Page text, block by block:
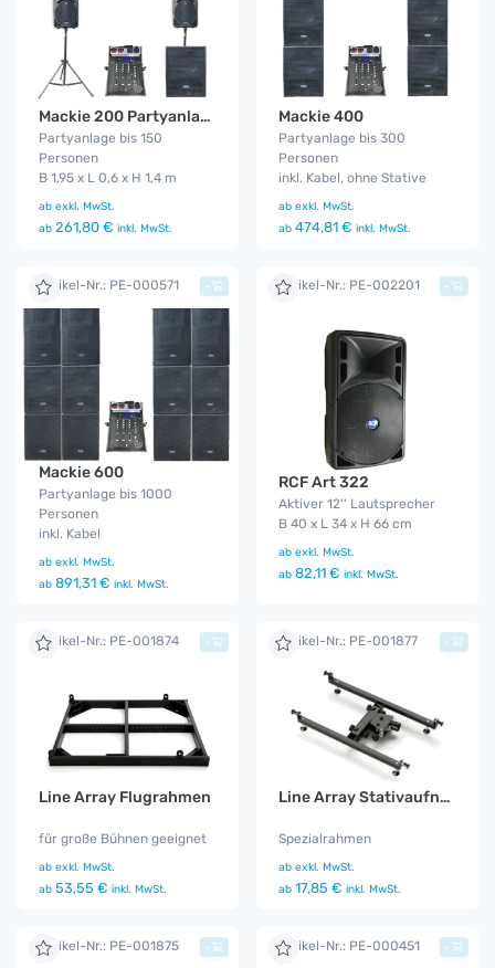
Mackie 200 Partyanlage
Partyanlage bis 150
Personen
B 1,95 x L 0,6 x H 1,4 m
ab exkl. MwSt.
ab 261,80 € inkl. MwSt.
Mackie 400
Partyanlage bis 300
Personen
inkl. Kabel, ohne Stative
ab exkl. MwSt.
ab 474,81 € inkl. MwSt.
Artikel-Nr.: PE-000571
Mackie 600
Partyanlage bis 1000
Personen
inkl. Kabel
ab exkl. MwSt.
ab 891,31 € inkl. MwSt.
+ Artikel-Nr.: PE-002201
RCF Art 322
Aktiver 12'' Lautsprecher
B 40 x L 34 x H 66 cm
ab exkl. MwSt.
ab 82,11 € inkl. MwSt.
+
Artikel-Nr.: PE-001874
Line Array Flugrahmen
für große Bühnen geeignet
ab exkl. MwSt.
ab 53,55 € inkl. MwSt.
+ Artikel-Nr.: PE-001877
Line Array Stativaufnahme
Spezialrahmen
ab exkl. MwSt.
ab 17,85 € inkl. MwSt.
+
Artikel-Nr.: PE-001875 + Artikel-Nr.: PE-000451 +